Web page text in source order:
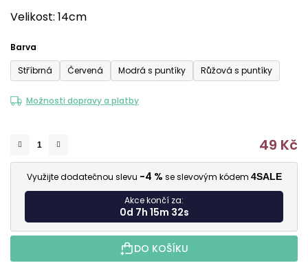
Velikost: 14cm
Barva
Stříbrná
Červená Modrá s puntíky Růžová s puntíky
Možnosti dopravy a platby
49 Kč
Využijte dodatečnou slevu -4 % se slevovým kódem 4SALE
Akce končí za:
0d 7h 15m 31s
DO KOŠÍKU
0,0
5
hvězdiček.